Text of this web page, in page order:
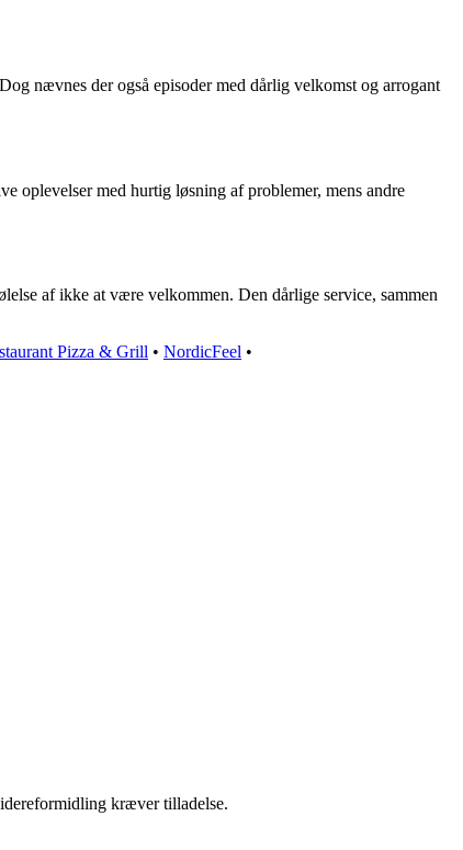
nævnes der også episoder med dårlig velkomst og arrogant
oplevelser med hurtig løsning af problemer, mens andre
af ikke at være velkommen. Den dårlige service, sammen
Pizza & Grill • NordicFeel •
kræver tilladelse.